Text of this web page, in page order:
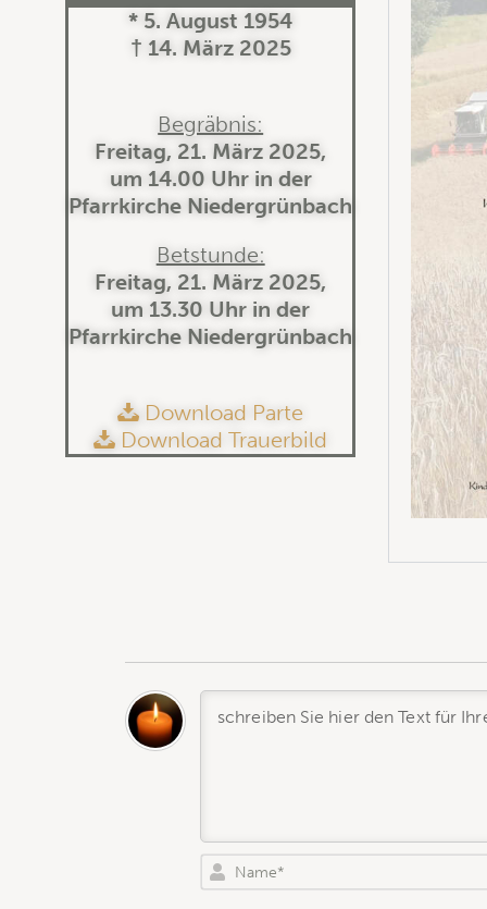
* 5. August 1954
† 14. März 2025
Begräbnis:
Freitag, 21. März 2025,
um 14.00 Uhr in der
Pfarrkirche Niedergrünbach
Betstunde:
Freitag, 21. März 2025,
um 13.30 Uhr in der
Pfarrkirche Niedergrünbach
Download Parte
Download Trauerbild